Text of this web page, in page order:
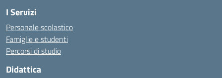
I Servizi
Personale scolastico
Famiglie e studenti
Percorsi di studio
Didattica